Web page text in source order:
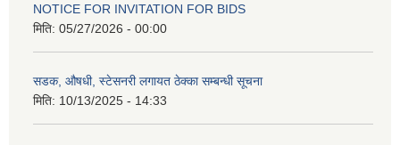
NOTICE FOR INVITATION FOR BIDS
मिति: 05/27/2026 - 00:00
सडक, औषधी, स्टेसनरी लगायत ठेक्का सम्बन्धी सूचना
मिति: 10/13/2025 - 14:33